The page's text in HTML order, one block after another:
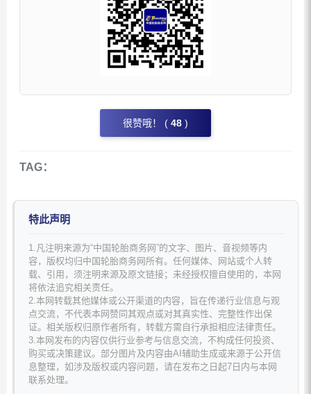
很赞哦！ ( 48 )
TAG：
特此声明
1.凡注明来源为“中国轮胎商务网”的文字、图片、音视频等内
容，版权均归中国轮胎商务网所有。任何媒体、网站或个人转
载、引用，须注明来源及原文链接；未经授权擅自使用的，本网
将依法追究相关责任。
2.本网转载其他媒体或公开渠道的内容，旨在传递行业信息与观
点交流，不代表本网赞同其观点或对其真实性、完整性作出保
证。相关版权归原作者所有，转载方需自行承担相应法律责任。
3.本网发布的内容仅供行业参考与信息交流，不构成任何投资、
购买或决策建议。部分图片及内容由AI辅助生成或来源于公开信
息整理，如涉及版权或内容问题，请在发布之日起7日内与本网
联系处理。